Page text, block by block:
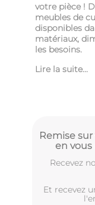
votre pièce !
meubles de
disponibles
matériaux,
les besoins.
Lire la suite...
Remise
en vous
Recevez
Et recevez